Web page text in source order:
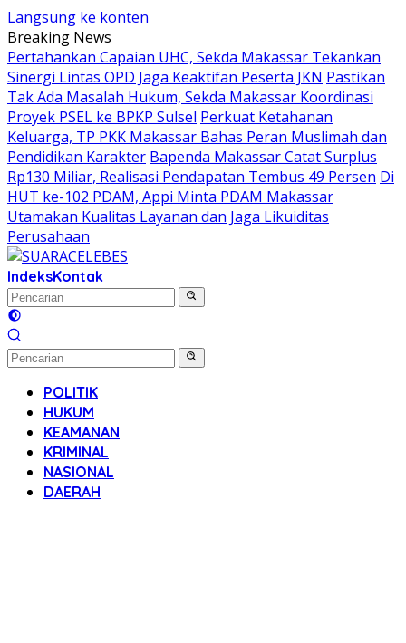
Langsung ke konten
Breaking News
Pertahankan Capaian UHC, Sekda Makassar Tekankan
Sinergi Lintas OPD Jaga Keaktifan Peserta JKN Pastikan
Tak Ada Masalah Hukum, Sekda Makassar Koordinasi
Proyek PSEL ke BPKP Sulsel Perkuat Ketahanan
Keluarga, TP PKK Makassar Bahas Peran Muslimah dan
Pendidikan Karakter Bapenda Makassar Catat Surplus
Rp130 Miliar, Realisasi Pendapatan Tembus 49 Persen Di
HUT ke-102 PDAM, Appi Minta PDAM Makassar
Utamakan Kualitas Layanan dan Jaga Likuiditas
Perusahaan
IndeksKontak
POLITIK
HUKUM
KEAMANAN
KRIMINAL
NASIONAL
DAERAH